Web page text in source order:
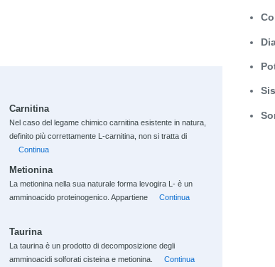
Carnitina
Nel caso del legame chimico carnitina esistente in natura,
definito più correttamente L-carnitina, non si tratta di
Continua
Metionina
La metionina nella sua naturale forma levogira L- è un
amminoacido proteinogenico. Appartiene
Continua
Taurina
La taurina è un prodotto di decomposizione degli
amminoacidi solforati cisteina e metionina.
Continua